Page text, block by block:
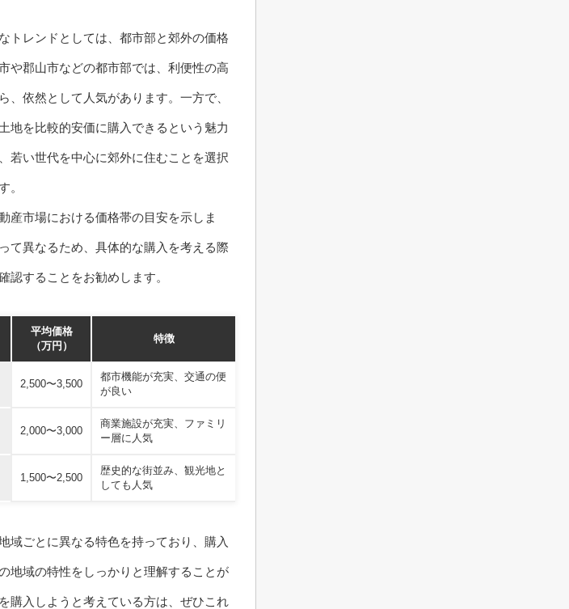
トレンドとしては、都市部と郊外の価格
や郡山市などの都市部では、利便性の高
、依然として人気があります。一方で、
地を比較的安価に購入できるという魅力
若い世代を中心に郊外に住むことを選択
。
産市場における価格帯の目安を示しま
て異なるため、具体的な購入を考える際
認することをお勧めします。
平均価格
（万円）
特徴
2,500〜3,500
都市機能が充実、交通の便
が良い
2,000〜3,000
商業施設が充実、ファミリ
ー層に人気
1,500〜2,500
歴史的な街並み、観光地と
しても人気
域ごとに異なる特色を持っており、購入
地域の特性をしっかりと理解することが
購入しようと考えている方は、ぜひこれ